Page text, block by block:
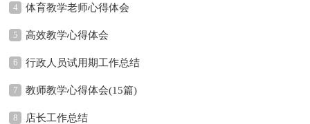
4 体育教学老师心得体会
5 高效教学心得体会
6 行政人员试用期工作总结
7 教师教学心得体会(15篇)
8 店长工作总结